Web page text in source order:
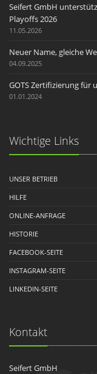
Seifert GmbH
Playoffs 2026
11.05.2026
Neuer Name, gleiche
04.09.2025
GOTS Zertifizierung für
01.01.2024
Wichtige Links
UNSER BETRIEB
HILFE
ONLINE-ANFRAGE
HISTORIE
FACEBOOK-SEITE
INSTAGRAM-SEITE
LINKEDIN-SEITE
Kontakt
Seifert GmbH